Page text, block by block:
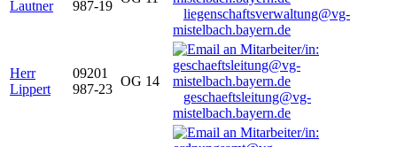
Lautner
987-19
liegenschaftsverwaltung@vg-
mistelbach.bayern.de
Herr
Lippert
09201
987-23
OG 14
geschaeftsleitung@vg-
mistelbach.bayern.de